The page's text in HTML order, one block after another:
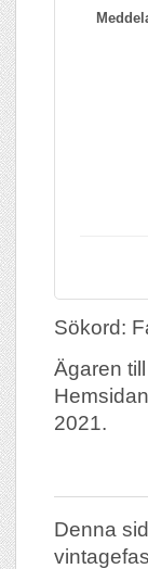
Sökord:
Ägaren
2021.
Denna